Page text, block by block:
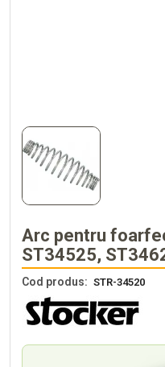
Arc pentru
ST34525,
Cod produs: STR-34520